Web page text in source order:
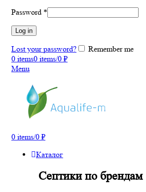
Password *
Log in
Lost your password?
Remember me
0 items0 items/0 ₽
Menu
0 items/0 ₽
Каталог
Септики по брендам